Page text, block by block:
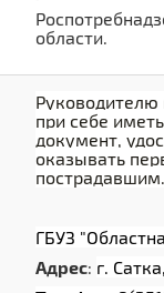
области.
Руководителю
при себе
документ,
оказывать
пострадавшим.
ГБУЗ
Адрес: г.